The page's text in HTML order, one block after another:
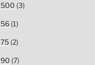
500 (3)
56(1)
75(2)
90 (7)